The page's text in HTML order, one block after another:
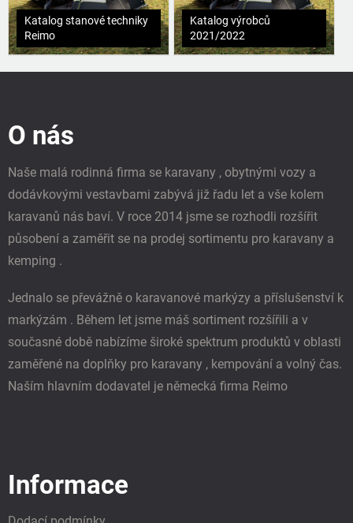
Katalog stanové techniky
Reimo
Katalog výrobců
2021/2022
O nás
Naše malá rodinná firma se karavany , obytnými vozy a
dodávkovými vestavbami zabývá již řadu let a vše kolem
karavanů nás baví. V roce 2014 jsme se rozhodli rozšířit
působení a zaměřit se na prodej sortimentu pro karavany a
kemping .
Jednalo se převážně o karavanové markýzy a příslušenství k
markýzám . Během let jsme máš sortiment rozšířili a v
současné době nabízíme široké spektrum produktů v oblasti
zaměřené na doplňky pro karavany , kempování a volný čas.
Naším hlavním dodavatel je německá firma Reimo
Informace